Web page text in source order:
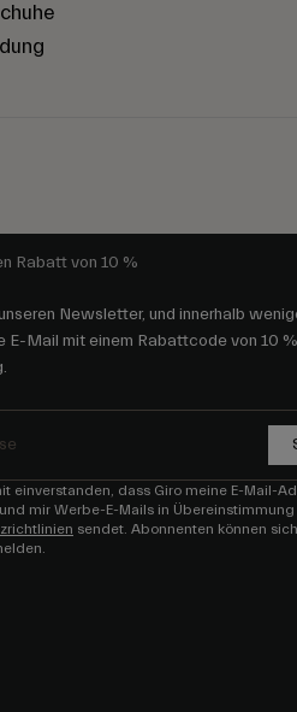
Rabatt von 10 %
Newsletter, und innerhalb
E-Mail mit einem Rabattcode von 10
einverstanden, dass Giro meine E-Mail-
mir Werbe-E-Mails in
sendet. Abonnenten können